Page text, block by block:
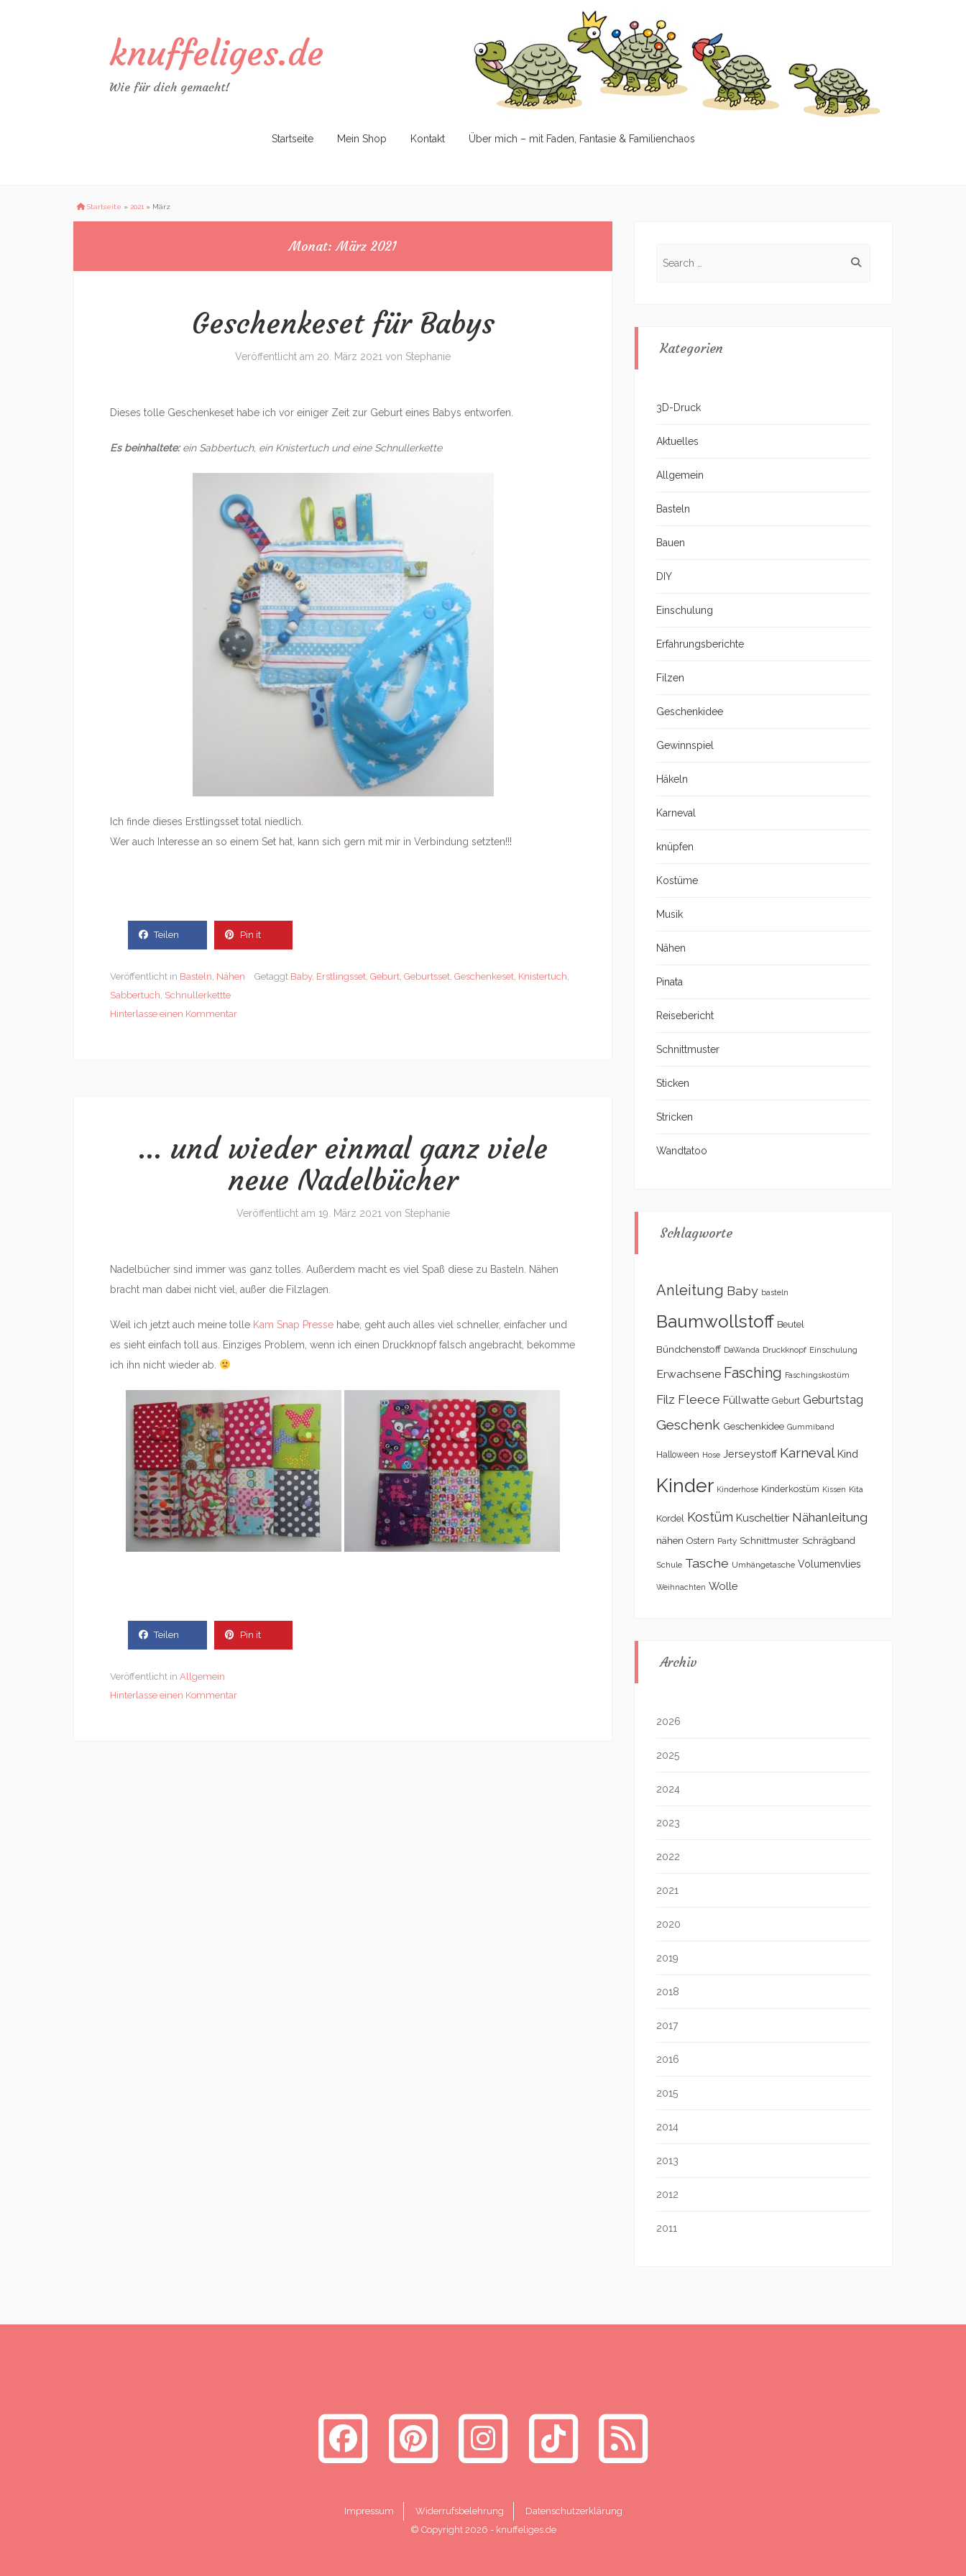
knuffeliges.de
Wie für dich gemacht!
Startseite Mein Shop Kontakt Über mich – mit Faden, Fantasie & Familienchaos
Startseite » 2021 » März
Monat:März 2021
Geschenkeset für Babys
Veröffentlicht am 20. März 2021 von Stephanie
Dieses tolle Geschenkeset habe ich vor einiger Zeit zur Geburt eines Babys entworfen.
Es beinhaltete:ein Sabbertuch, ein Knistertuch und eine Schnullerkette
Ich finde dieses Erstlingsset total niedlich.
Wer auch Interesse an so einem Set hat, kann sich gern mit mir in Verbindung setzten!!!
Teilen Pin it
Veröffentlicht in Basteln, Nähen Getaggt Baby, Erstlingsset, Geburt, Geburtsset, Geschenkeset, Knistertuch,
Sabbertuch, Schnullerkettte
Hinterlasse einen Kommentar
… und wieder einmal ganz viele
neue Nadelbücher
Veröffentlicht am 19. März 2021 von Stephanie
Nadelbücher sind immer was ganz tolles. Außerdem macht es viel Spaß diese zu Basteln. Nähen
bracht man dabei nicht viel, außer die Filzlagen.
Weil ich jetzt auch meine tolle Kam Snap Presse habe, geht auch alles viel schneller, einfacher und
es sieht einfach toll aus. Einziges Problem, wenn ich einen Druckknopf falsch angebracht, bekomme
ich ihn nicht wieder ab.
Teilen Pin it
Veröffentlicht in Allgemein
Hinterlasse einen Kommentar
Kategorien
3D-Druck
Aktuelles
Allgemein
Basteln
Bauen
DIY
Einschulung
Erfahrungsberichte
Filzen
Geschenkidee
Gewinnspiel
Häkeln
Karneval
knüpfen
Kostüme
Musik
Nähen
Pinata
Reisebericht
Schnittmuster
Sticken
Stricken
Wandtatoo
Schlagworte
Anleitung Baby basteln
Baumwollstoff Beutel
Bündchenstoff DaWanda Druckknopf Einschulung
Erwachsene Fasching Faschingskostüm
Filz Fleece Füllwatte Geburt Geburtstag
Geschenk Geschenkidee Gummiband
Halloween Hose Jerseystoff Karneval Kind
Kinder Kinderhose Kinderkostüm Kissen Kita
Kordel Kostüm Kuscheltier Nähanleitung
nähen Ostern Party Schnittmuster Schrägband
Schule Tasche Umhängetasche Volumenvlies
Weihnachten Wolle
Archiv
2026
2025
2024
2023
2022
2021
2020
2019
2018
2017
2016
2015
2014
2013
2012
2011
Impressum Widerrufsbelehrung
Datenschutzerklärung
© Copyright 2026 - knuffeliges.de